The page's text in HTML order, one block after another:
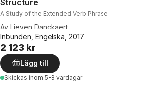
Structure
A Study of the Extended Verb Phrase
Av Lieven Danckaert
Inbunden, Engelska, 2017
2 123 kr
Lägg till
Skickas inom 5-8 vardagar